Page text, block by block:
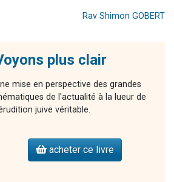
Rav Shimon GOBERT
plus clair
mise en perspective des grandes
de l'actualité à la lueur de
juive véritable.
acheter ce livre